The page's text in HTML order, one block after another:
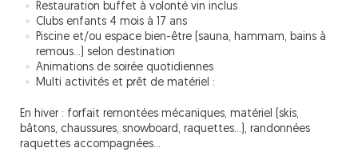
Restauration buffet à volonté vin inclus
Clubs enfants 4 mois à 17 ans
Piscine et/ou espace bien-être (sauna, hammam, bains à
remous…) selon destination
Animations de soirée quotidiennes
Multi activités et prêt de matériel :
En hiver : forfait remontées mécaniques, matériel (skis,
bâtons, chaussures, snowboard, raquettes…), randonnées
raquettes accompagnées…